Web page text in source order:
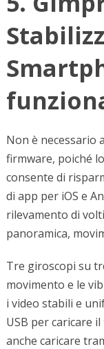
Non è necessario
firmware, poiché
consente di
di app per iOS e
rilevamento di
panoramica,
Tre giroscopi su
movimento e le
i video stabili e
USB per caricare
anche caricare